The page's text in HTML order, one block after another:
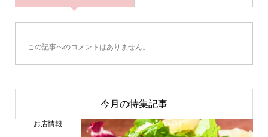
この記事へのコメントはありません。
今月の特集記事
お店情報